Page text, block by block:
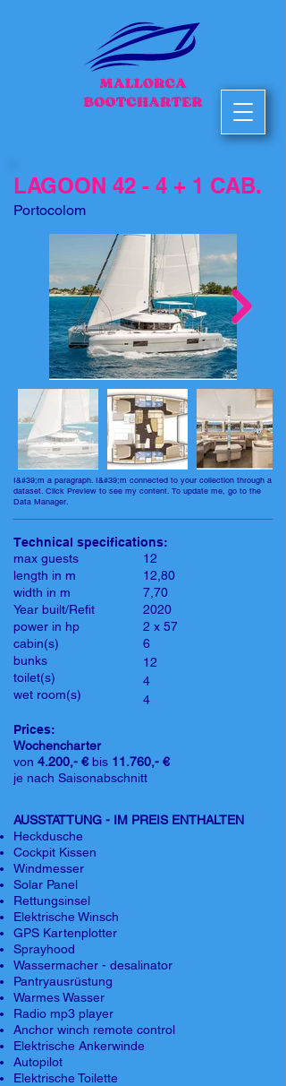
LAGOON 42 - 4 + 1 CAB.
Portocolom
I&#39;m a paragraph. I&#39;m connected to your collection through a
dataset. Click Preview to see my content. To update me, go to the
Data Manager.
Technical specifications:
max guests
length in m
width in m
Year built/Refit
power in hp
cabin(s)
bunks
toilet(s)
wet room(s)
12
12,80
7,70
2020
2 x 57
6
12
4
4
Prices:
Wochencharter
von 4.200,- € bis 11.760,- €
je nach Saisonabschnitt
AUSSTATTUNG - IM PREIS ENTHALTEN
Heckdusche
Cockpit Kissen
Windmesser
Solar Panel
Rettungsinsel
Elektrische Winsch
GPS Kartenplotter
Sprayhood
Wassermacher - desalinator
Pantryausrüstung
Warmes Wasser
Radio mp3 player
Anchor winch remote control
Elektrische Ankerwinde
Autopilot
Elektrische Toilette